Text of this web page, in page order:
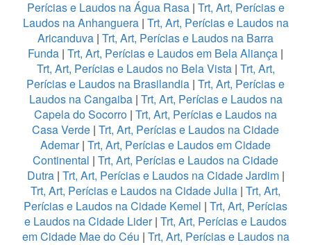
Perícias e Laudos na Água Rasa | Trt, Art, Perícias e
Laudos na Anhanguera| Trt, Art, Perícias e Laudos na
Aricanduva | Trt, Art, Perícias e Laudos na Barra
Funda | Trt, Art, Perícias e Laudos em Bela Aliança |
Trt, Art, Perícias e Laudos no Bela Vista| Trt, Art,
Perícias e Laudos na Brasilandia | Trt, Art, Perícias e
Laudos na Cangaiba| Trt, Art, Perícias e Laudos na
Capela do Socorro | Trt, Art, Perícias e Laudos na
Casa Verde | Trt, Art, Perícias e Laudos na Cidade
Ademar| Trt, Art, Perícias e Laudos em Cidade
Continental | Trt, Art, Perícias e Laudos na Cidade
Dutra | Trt, Art, Perícias e Laudos na Cidade Jardim|
Trt, Art, Perícias e Laudos na Cidade Julia | Trt, Art,
Perícias e Laudos na Cidade Kemel | Trt, Art, Perícias
e Laudos na Cidade Lider| Trt, Art, Perícias e Laudos
em Cidade Mae do Céu | Trt, Art, Perícias e Laudos na